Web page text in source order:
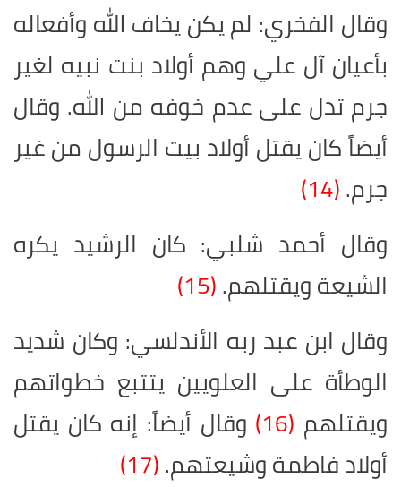
وقال الفخري: لم يكن يخاف الله وأفعاله
بأعيان آل علي وهم أولاد بنت نبيه لغير
جرم تدل على عدم خوفه من الله. وقال
أيضاً كان يقتل أولاد بيت الرسول من غير
جرم.(14)
وقال أحمد شلبي: كان الرشيد يكره
الشيعة ويقتلهم.(15)
وقال ابن عبد ربه الأندلسي: وكان شديد
الوطأة على العلويين يتتبع خطواتهم
ويقتلهم (16)
وقال أيضاً: إنه كان يقتل
أولاد فاطمة وشيعتهم.(17)